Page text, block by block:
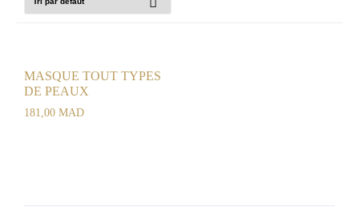
MASQUE TOUT TYPES
DE PEAUX
181,00 MAD